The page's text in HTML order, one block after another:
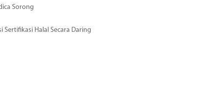
Sorong
Sertifikasi Halal Secara Daring